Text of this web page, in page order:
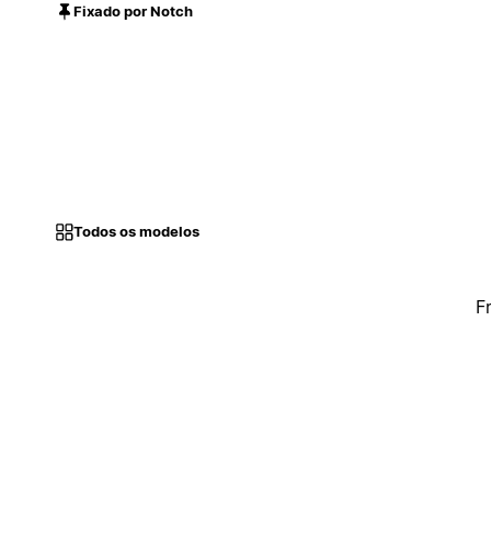
Fixado por Notch
Todos os modelos